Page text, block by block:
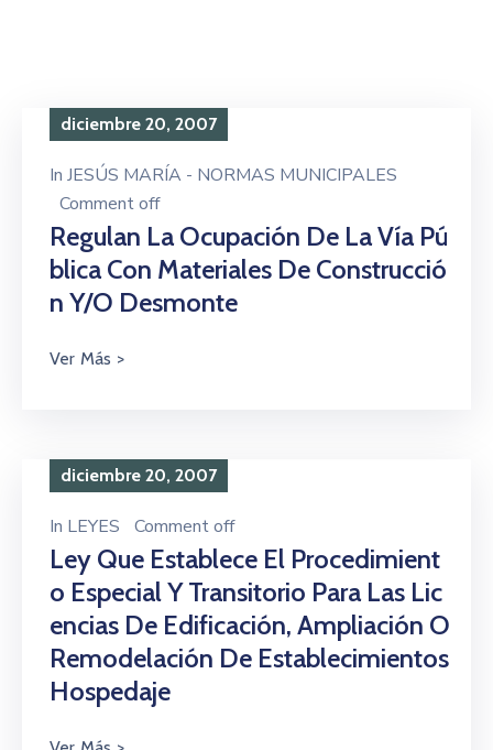
diciembre 20, 2007
In JESÚS MARÍA - NORMAS MUNICIPALES
Comment off
Regulan La Ocupación De La Vía Pú
Blica Con Materiales De Construcció
N Y/o Desmonte
diciembre 20, 2007
In LEYES Comment off
Ley Que Establece El Procedimient
O Especial Y Transitorio Para Las Lic
Encias De Edificación, Ampliación O
Remodelación De Establecimientos
Hospedaje